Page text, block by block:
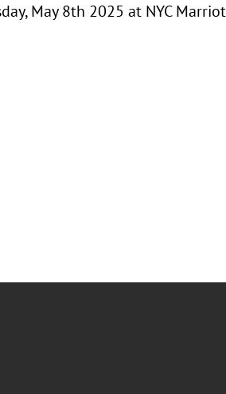
May 8th 2025 at NYC